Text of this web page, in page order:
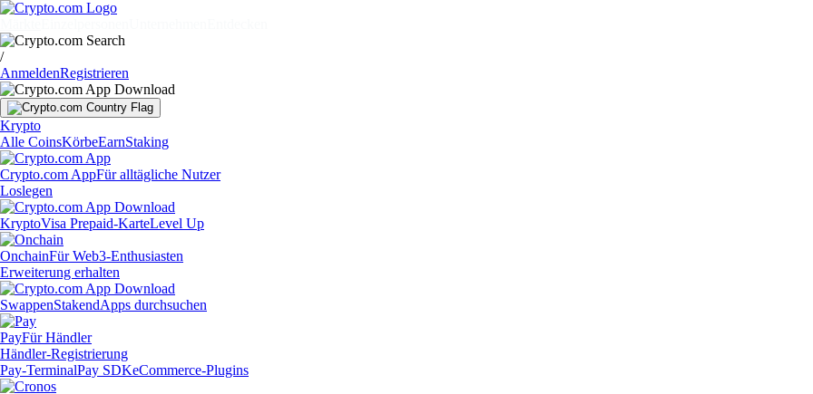
/
AnmeldenRegistrieren
Krypto
Alle CoinsKörbeEarnStaking
Crypto.com AppFür alltägliche Nutzer
Loslegen
KryptoVisa Prepaid-KarteLevel Up
OnchainFür Web3-Enthusiasten
Erweiterung erhalten
SwappenStakendApps durchsuchen
PayFür Händler
Händler-Registrierung
Pay-TerminalPay SDKeCommerce-Plugins